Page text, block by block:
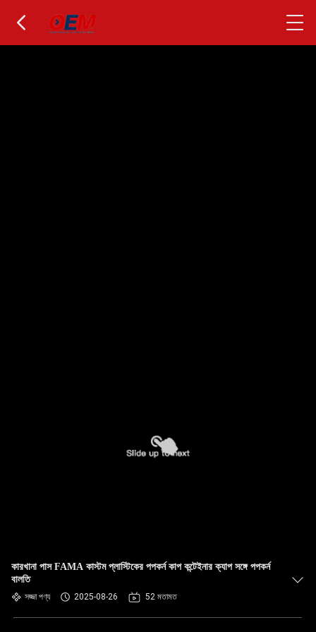
কারখানা পাস FAMA কাস্টম প্লাস্টিকের পপকর্ন কাপ কন্টেইনার ক্যাপ সঙ্গে পপকর্ন
বালতি
সজ্জা পণ্য 2025-08-26 52 মতামত